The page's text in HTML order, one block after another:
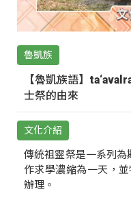
魯凱族
【魯凱族語】
士祭的由來
文化介紹
傳統祖靈祭是一系列
作求學濃縮為一天，
辦理。